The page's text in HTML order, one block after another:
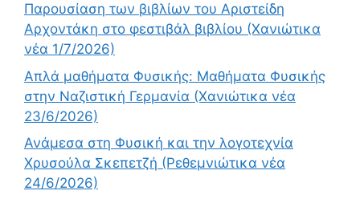
Παρουσίαση των βιβλίων του Αριστείδη
Αρχοντάκη στο φεστιβάλ βιβλίου (Χανιώτικα
νέα 1/7/2026)
Απλά μαθήματα Φυσικής: Μαθήματα Φυσικής
στην Ναζιστική Γερμανία (Χανιώτικα νέα
23/6/2026)
Ανάμεσα στη Φυσική και την λογοτεχνία
Χρυσούλα Σκεπετζή (Ρεθεμνιώτικα νέα
24/6/2026)